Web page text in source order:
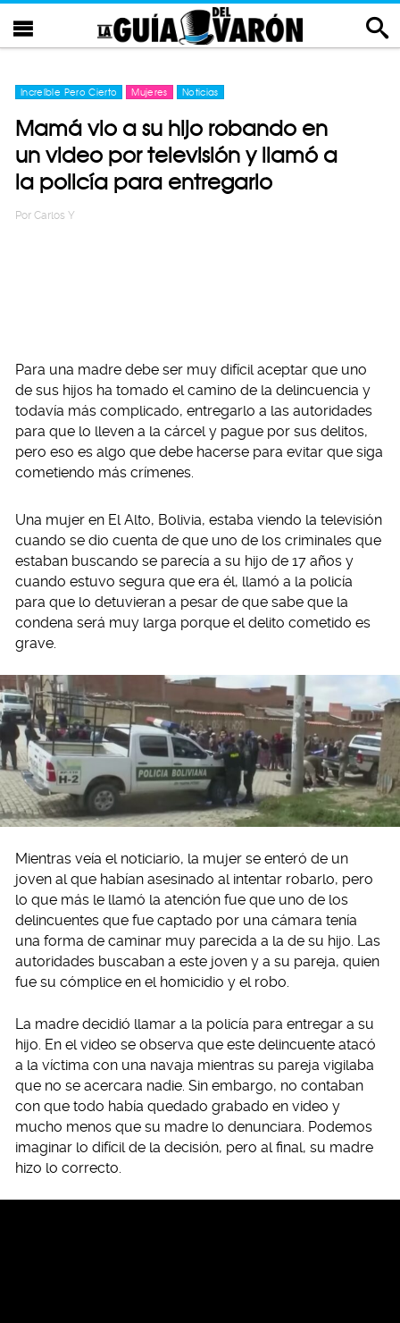
Increíble Pero Cierto Mujeres Noticias
Mamá vio a su hijo robando en
un video por televisión y llamó a
la policía para entregarlo
Por Carlos Y
Para una madre debe ser muy difícil aceptar que uno
de sus hijos ha tomado el camino de la delincuencia y
todavía más complicado, entregarlo a las autoridades
para que lo lleven a la cárcel y pague por sus delitos,
pero eso es algo que debe hacerse para evitar que siga
cometiendo más crímenes.
Una mujer en El Alto, Bolivia, estaba viendo la televisión
cuando se dio cuenta de que uno de los criminales que
estaban buscando se parecía a su hijo de 17 años y
cuando estuvo segura que era él, llamó a la policía
para que lo detuvieran a pesar de que sabe que la
condena será muy larga porque el delito cometido es
grave.
Mientras veía el noticiario, la mujer se enteró de un
joven al que habían asesinado al intentar robarlo, pero
lo que más le llamó la atención fue que uno de los
delincuentes que fue captado por una cámara tenía
una forma de caminar muy parecida a la de su hijo. Las
autoridades buscaban a este joven y a su pareja, quien
fue su cómplice en el homicidio y el robo.
La madre decidió llamar a la policía para entregar a su
hijo. En el video se observa que este delincuente atacó
a la víctima con una navaja mientras su pareja vigilaba
que no se acercara nadie. Sin embargo, no contaban
con que todo había quedado grabado en video y
mucho menos que su madre lo denunciara. Podemos
imaginar lo difícil de la decisión, pero al final, su madre
hizo lo correcto.